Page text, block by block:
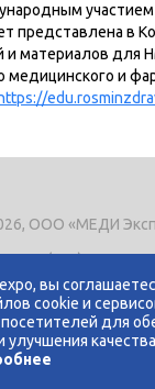
вы
cookie и
для
улучшения качества
представлена в
и материалов для
медицинского и
https://
ООО «МЕДИ
+7 (495) 721-8866
Контакты
использования